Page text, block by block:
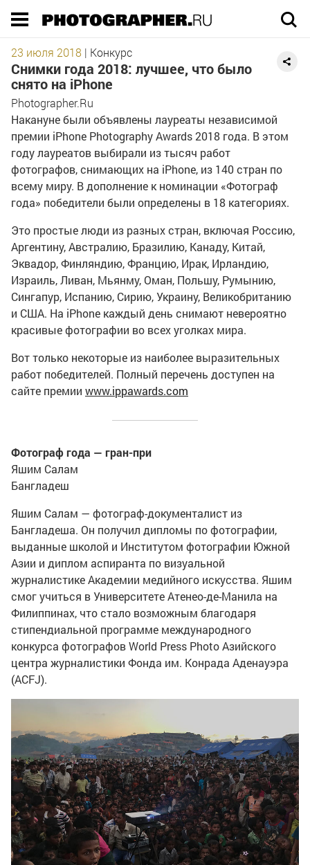
23 июля 2018 | Конкурс
Снимки года 2018: лучшее, что было
снято на iPhone
Photographer.Ru
Накануне были объявлены лауреаты независимой
премии iPhone Photography Awards 2018 года. В этом
году лауреатов выбирали из тысяч работ
фотографов, снимающих на iPhone, из 140 стран по
всему миру. В дополнение к номинации «Фотограф
года» победители были определены в 18 категориях.
Это простые люди из разных стран, включая Россию,
Аргентину, Австралию, Бразилию, Канаду, Китай,
Эквадор, Финляндию, Францию, Ирак, Ирландию,
Израиль, Ливан, Мьянму, Оман, Польшу, Румынию,
Сингапур, Испанию, Сирию, Украину, Великобританию
и США. На iPhone каждый день снимают невероятно
красивые фотографии во всех уголках мира.
Вот только некоторые из наиболее выразительных
работ победителей. Полный перечень доступен на
сайте премии www.ippawards.com
Фотограф года — гран-при
Яшим Салам
Бангладеш
Яшим Салам — фотограф-документалист из
Бангладеша. Он получил дипломы по фотографии,
выданные школой и Институтом фотографии Южной
Азии и диплом аспиранта по визуальной
журналистике Академии медийного искусства. Яшим
смог учиться в Университете Атенео-де-Манила на
Филиппинах, что стало возможным благодаря
стипендиальной программе международного
конкурса фотографов World Press Photo Азийского
центра журналистики Фонда им. Конрада Аденауэра
(ACFJ).